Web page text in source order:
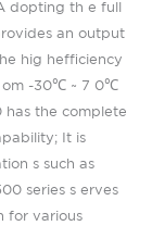
dopting th e full
an output
hig hefficiency
om -30℃ ~ 7 0℃
has the complete
It is
s such as
series s erves
for various